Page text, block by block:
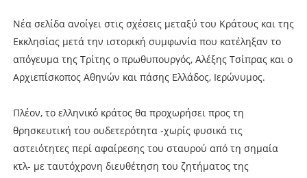
Νέα σελίδα ανοίγει στις σχέσεις μεταξύ του Κράτους και της
Εκκλησίας μετά την ιστορική συμφωνία που κατέληξαν το
απόγευμα της Τρίτης ο πρωθυπουργός, Αλέξης Τσίπρας και ο
Αρχιεπίσκοπος Αθηνών και πάσης Ελλάδος, Ιερώνυμος.
Πλέον, το ελληνικό κράτος θα προχωρήσει προς τη
θρησκευτική του ουδετερότητα -χωρίς φυσικά τις
αστειότητες περί αφαίρεσης του σταυρού από τη σημαία
κτλ- με ταυτόχρονη διευθέτηση του ζητήματος της